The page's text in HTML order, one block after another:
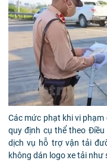
Các mức phạt khi vi
quy định cụ thể theo
dịch vụ hỗ trợ vận tải
không dán logo xe tải như